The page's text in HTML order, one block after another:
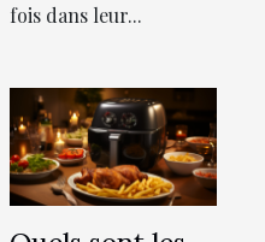
fois dans leur...